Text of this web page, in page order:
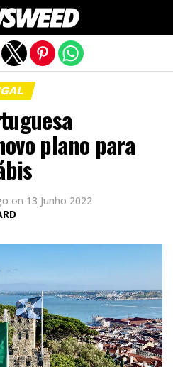
plano para
on 13 Junho 2022
version